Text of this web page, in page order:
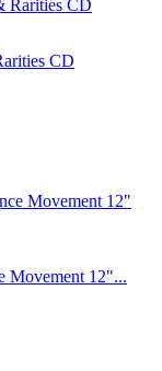
CD
Movement 12"...